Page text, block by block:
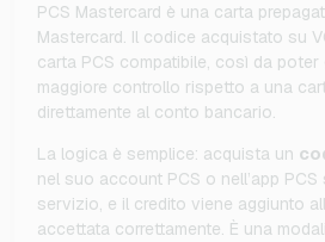
PCS Mastercard è una carta
Mastercard. Il codice acquistato su
carta PCS compatibile, così da
maggiore controllo rispetto a una
direttamente al conto bancario.
La logica è semplice: acquista un
nel suo account PCS o nell’app
servizio, e il credito viene aggiunto
accettata correttamente. È una